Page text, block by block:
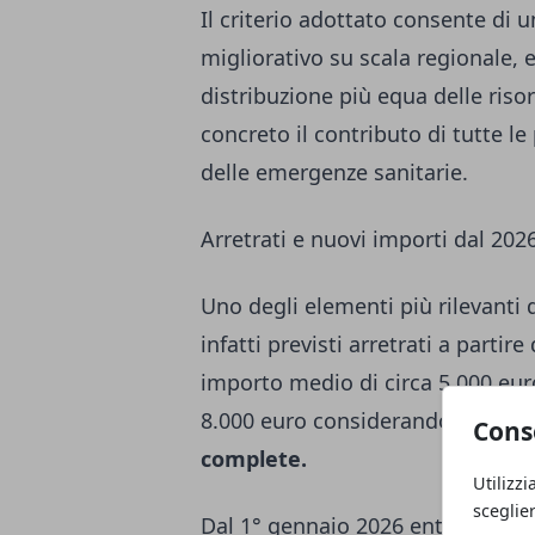
Il criterio adottato consente di
migliorativo su scala regionale,
distribuzione più equa delle
concreto il contributo di tutte le
delle emergenze sanitarie.
Arretrati e nuovi importi dal
Uno degli elementi più rilevanti
infatti previsti arretrati a partire
importo medio di circa 5.000
8.000 euro considerando anche
complete.
Dal 1° gennaio 2026